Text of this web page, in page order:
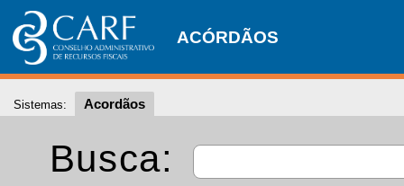
ACÓRDÃOS
Sistemas: Acordãos
Busca: